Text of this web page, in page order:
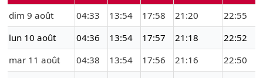
dim 9 août
04:33 13:54 17:58 21:20
22:55
lun 10 août
04:36 13:54 17:57 21:18
22:52
mar 11 août
04:38 13:54 17:56 21:16
22:50